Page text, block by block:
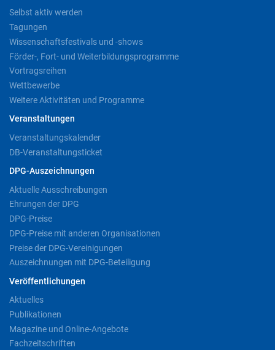
Selbst aktiv werden
Tagungen
Wissenschaftsfestivals und -shows
Förder-, Fort- und Weiterbildungsprogramme
Vortragsreihen
Wettbewerbe
Weitere Aktivitäten und Programme
Veranstaltungen
Veranstaltungskalender
DB-Veranstaltungsticket
DPG-Auszeichnungen
Aktuelle Ausschreibungen
Ehrungen der DPG
DPG-Preise
DPG-Preise mit anderen Organisationen
Preise der DPG-Vereinigungen
Auszeichnungen mit DPG-Beteiligung
Veröffentlichungen
Aktuelles
Publikationen
Magazine und Online-Angebote
Fachzeitschriften